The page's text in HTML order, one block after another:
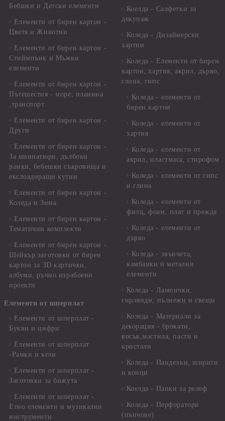
Бебшки и Детски елементи
Елементи от бирен картон -
Цветя и Животни
Елементи от бирен картон -
Стиймпънк и Мъжки
елементи
Елементи от бирен картон -
Пътешестия - море, планина
,транспорт
Елементи от бирен картон -
Други
Елементи от бирен картон -
За миниатюри, дълбоки
рамки, бебешки съкровища и
екслоадиращи кутии
Елементи от бирен картон -
Коледа и Зима
Елементи от бирен картон -
Тематични комплекти
Елементи от бирен картон -
Шейкър заготовки от бирен
картон за 3D картички,
албуми, ръчно израбоени
проекти
Елементи от шперплат
Елементи от шперплат -
Букви и цифри
Елементи от шперплат
-Рамки и ъгли
Елементи от шперплат -
Заготовки за бижута
Елементи от шперплат -
Етно елементи и музикални
инструменти
Коелда - Салфетки за
декупаж
Коледа - Дизайнерски
хартии
Коледа - Eлементи от бирен
картон, хартия, акрил, дърво,
глина, гипс
Коледа - елементи от
бирен картон
Коледа - елементи от
хартия
Коледа - елементи от
акрил, пластмаса, стирофом
Коледа - елементи от гипс
и глина
Коледа - елементи от
филц, фоам, плат и прежда
Коледа - елементи от
дърво
Коледа - звънчета,
камбанки и метални
елементи
Коледа - Лампички,
гирлянди, пълнежи и свещи
Коледа - Материали за
декорация - брокати,
восък,мастила, пасти и
кристали
Коледа - Панделки, ширити
и конци
Коелда - Папки за релеф
Коледа - Перфоратори
(пънчове)